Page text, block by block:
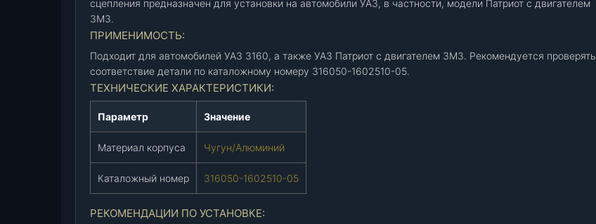
н
и
я
3
1
6
0
У
З
(
3
сцепления предназначен для установки на автомобили УАЗ, в частности, модели Патриот с двигателем
ЗМЗ.
ПРИМЕНИМОСТЬ:
Подходит для автомобилей УАЗ 3160, а также УАЗ Патриот с двигателем ЗМЗ. Рекомендуется проверять
соответствие детали по каталожному номеру 316050-1602510-05.
ТЕХНИЧЕСКИЕ ХАРАКТЕРИСТИКИ:
Параметр Значение
Материал корпуса Чугун/Алюминий
Каталожный номер 316050-1602510-05
РЕКОМЕНДАЦИИ ПО УСТАНОВКЕ: